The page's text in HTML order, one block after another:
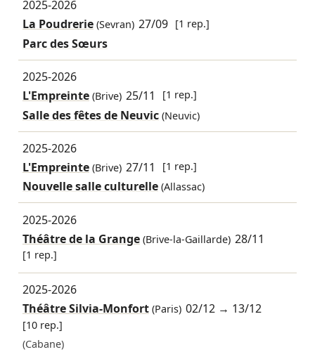
2025-2026
La Poudrerie(Sevran) 27/09 [1 rep.]
Parc des Sœurs
2025-2026
L'Empreinte(Brive) 25/11 [1 rep.]
Salle des fêtes de Neuvic (Neuvic)
2025-2026
L'Empreinte(Brive) 27/11 [1 rep.]
Nouvelle salle culturelle (Allassac)
2025-2026
Théâtre de la Grange(Brive-la-Gaillarde) 28/11
[1 rep.]
2025-2026
Théâtre Silvia-Monfort(Paris) 02/12 → 13/12
[10 rep.]
(Cabane)